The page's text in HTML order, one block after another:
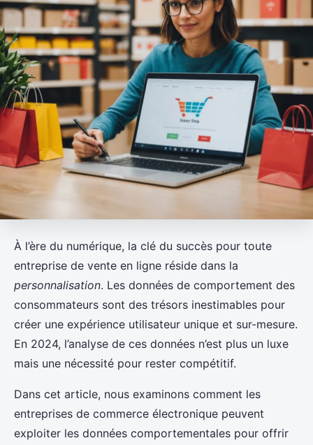
À l’ère du numérique, la clé du succès pour toute
entreprise de vente en ligne réside dans la
personnalisation. Les données de comportement des
consommateurs sont des trésors inestimables pour
créer une expérience utilisateur unique et sur-mesure.
En 2024, l’analyse de ces données n’est plus un luxe
mais une nécessité pour rester compétitif.
Dans cet article, nous examinons comment les
entreprises de commerce électronique peuvent
exploiter les données comportementales pour offrir